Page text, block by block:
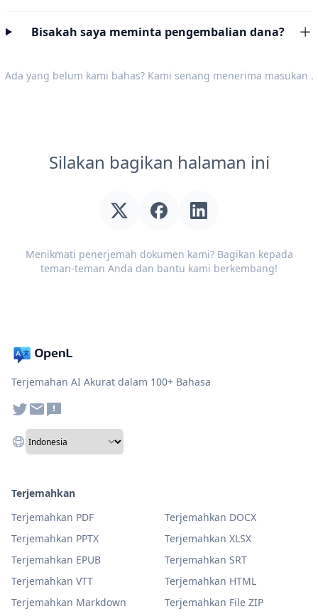
Bisakah saya meminta pengembalian dana?
Ada yang belum kami bahas? Kami senang menerima masukan .
Silakan bagikan halaman ini
Menikmati penerjemah dokumen kami? Bagikan kepada
teman-teman Anda dan bantu kami berkembang!
Terjemahan AI Akurat dalam 100+ Bahasa
Terjemahkan
Terjemahkan PDF
Terjemahkan DOCX
Terjemahkan PPTX
Terjemahkan XLSX
Terjemahkan EPUB
Terjemahkan SRT
Terjemahkan VTT
Terjemahkan HTML
Terjemahkan Markdown
Terjemahkan File ZIP